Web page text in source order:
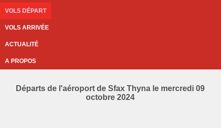
VOLS DÉPART
VOLS ARRIVÉE
ACTUALITÉ
A PROPOS
Départs de l'aéroport de Sfax Thyna le mercredi 09
octobre 2024